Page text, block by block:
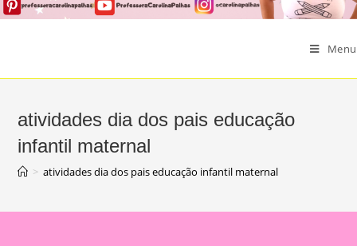
Menu
atividades dia dos pais educação
infantil maternal
> atividades dia dos pais educação infantil maternal